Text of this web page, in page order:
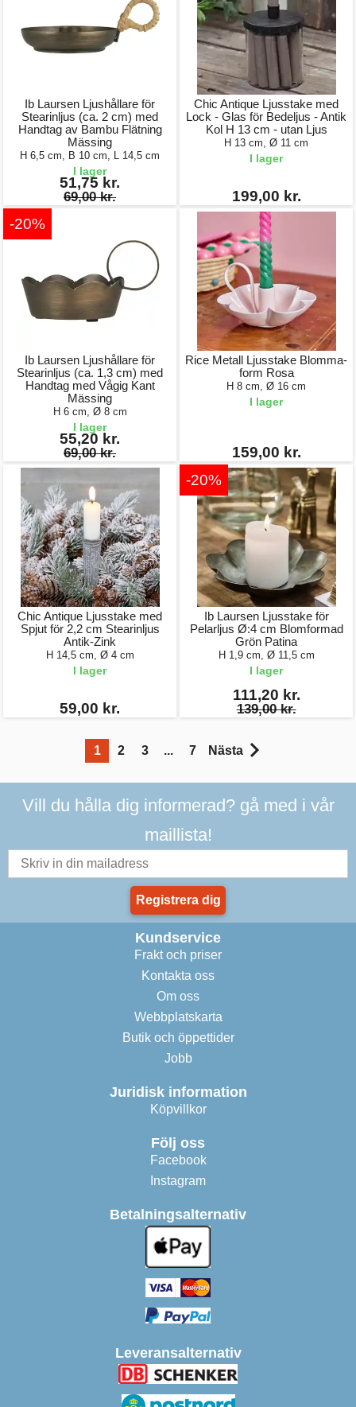
Ib Laursen Ljushållare för
Stearinljus (ca. 2 cm) med
Handtag av Bambu Flätning
Mässing
H 6,5 cm, B 10 cm, L 14,5 cm
I lager
51,75 kr.
69,00 kr.
Chic Antique Ljusstake med
Lock - Glas för Bedeljus - Antik
Kol H 13 cm - utan Ljus
H 13 cm, Ø 11 cm
I lager
199,00 kr.
-20%
Ib Laursen Ljushållare för
Stearinljus (ca. 1,3 cm) med
Handtag med Vågig Kant
Mässing
H 6 cm, Ø 8 cm
I lager
55,20 kr.
69,00 kr.
Rice Metall Ljusstake Blomma-
form Rosa
H 8 cm, Ø 16 cm
I lager
159,00 kr.
Chic Antique Ljusstake med
Spjut för 2,2 cm Stearinljus
Antik-Zink
H 14,5 cm, Ø 4 cm
I lager
59,00 kr.
-20%
Ib Laursen Ljusstake för
Pelarljus Ø:4 cm Blomformad
Grön Patina
H 1,9 cm, Ø 11,5 cm
I lager
111,20 kr.
139,00 kr.
1 2 3 ... 7 Nästa
Vill du hålla dig informerad? gå med i vår
maillista!
Registrera dig
Kundservice
Frakt och priser
Kontakta oss
Om oss
Webbplatskarta
Butik och öppettider
Jobb
Juridisk information
Köpvillkor
Följ oss
Facebook
Instagram
Betalningsalternativ
Leveransalternativ